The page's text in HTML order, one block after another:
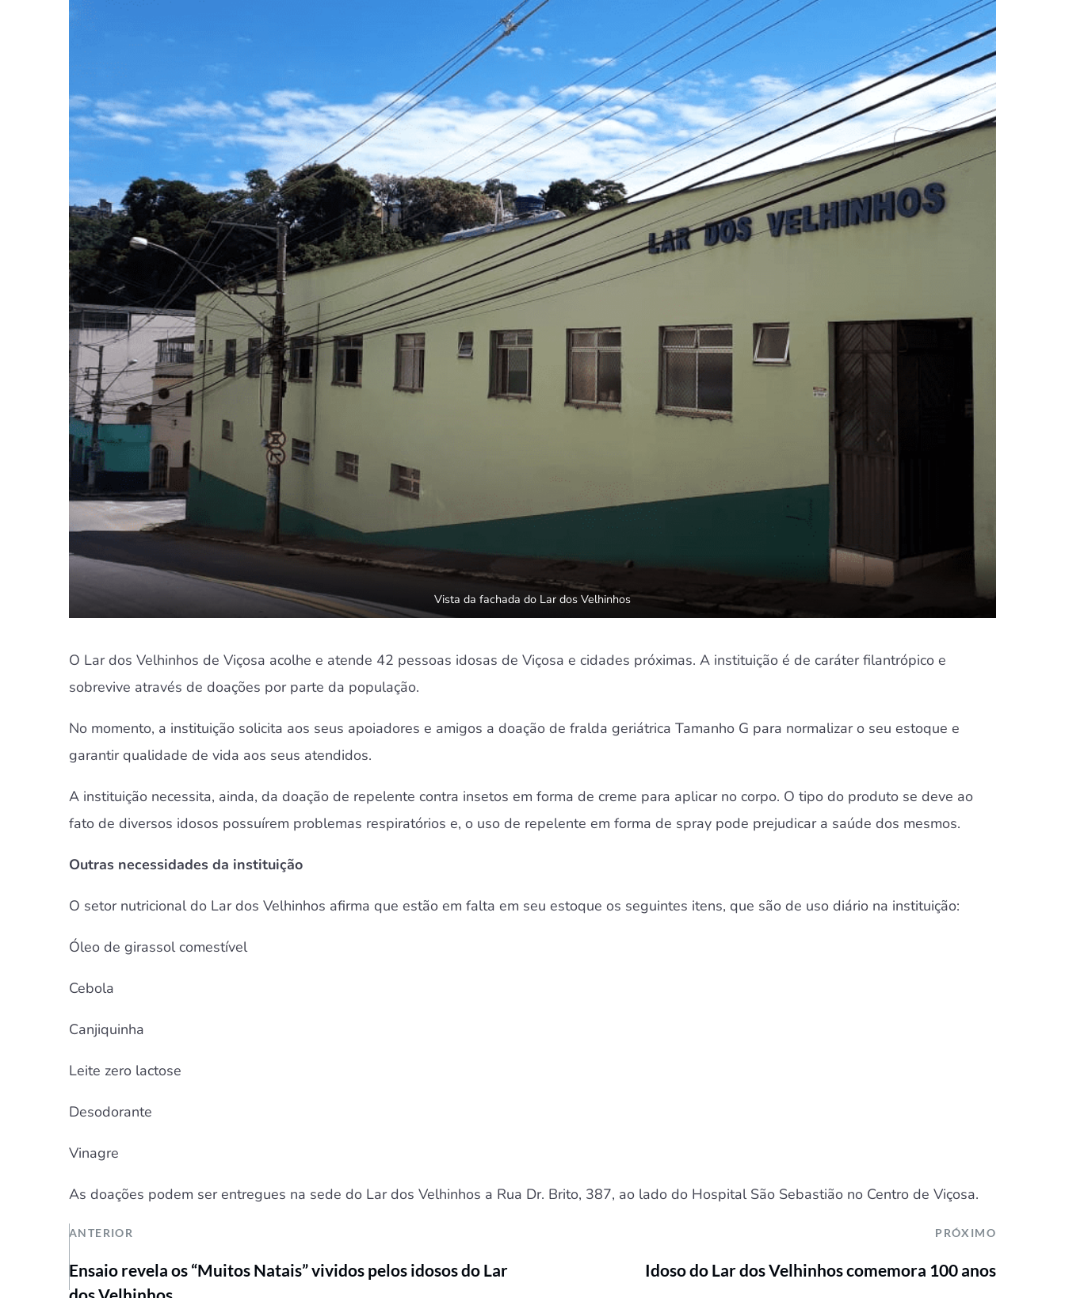
Vista da fachada do Lar dos Velhinhos
O Lar dos Velhinhos de Viçosa acolhe e atende 42 pessoas idosas de Viçosa e cidades próximas. A instituição é de caráter filantrópico e
sobrevive através de doações por parte da população.
No momento, a instituição solicita aos seus apoiadores e amigos a doação de fralda geriátrica Tamanho G para normalizar o seu estoque e
garantir qualidade de vida aos seus atendidos.
A instituição necessita, ainda, da doação de repelente contra insetos em forma de creme para aplicar no corpo. O tipo do produto se deve ao
fato de diversos idosos possuírem problemas respiratórios e, o uso de repelente em forma de spray pode prejudicar a saúde dos mesmos.
Outras necessidades da instituição
O setor nutricional do Lar dos Velhinhos afirma que estão em falta em seu estoque os seguintes itens, que são de uso diário na instituição:
Óleo de girassol comestível
Cebola
Canjiquinha
Leite zero lactose
Desodorante
Vinagre
As doações podem ser entregues na sede do Lar dos Velhinhos a Rua Dr. Brito, 387, ao lado do Hospital São Sebastião no Centro de Viçosa.
ANTERIOR PRÓXIMO
Ensaio revela os “Muitos Natais” vividos pelos idosos do Lar
Idoso do Lar dos Velhinhos comemora 100 anos